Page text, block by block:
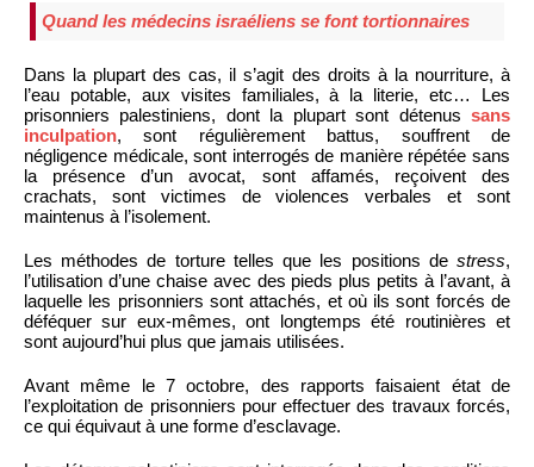
Quand les médecins israéliens se font tortionnaires
Dans la plupart des cas, il s’agit des droits à la nourriture, à
l’eau potable, aux visites familiales, à la literie, etc… Les
prisonniers palestiniens, dont la plupart sont détenus sans
inculpation, sont régulièrement battus, souffrent de
négligence médicale, sont interrogés de manière répétée sans
la présence d’un avocat, sont affamés, reçoivent des
crachats, sont victimes de violences verbales et sont
maintenus à l’isolement.
Les méthodes de torture telles que les positions de stress,
l’utilisation d’une chaise avec des pieds plus petits à l’avant, à
laquelle les prisonniers sont attachés, et où ils sont forcés de
déféquer sur eux-mêmes, ont longtemps été routinières et
sont aujourd’hui plus que jamais utilisées.
Avant même le 7 octobre, des rapports faisaient état de
l’exploitation de prisonniers pour effectuer des travaux forcés,
ce qui équivaut à une forme d’esclavage.